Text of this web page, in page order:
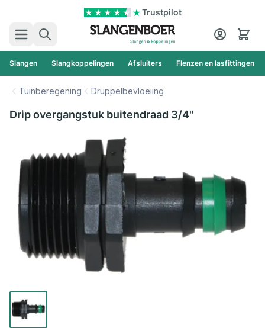
Trustpilot
Zoek
Cart
Slangen Slangkoppelingen Afsluiters Flenzen en lasfittingen
Tuinberegening Druppelbevloeiing
Drip overgangstuk buitendraad 3/4"